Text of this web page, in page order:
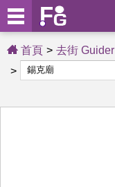
首頁 去街 Guider